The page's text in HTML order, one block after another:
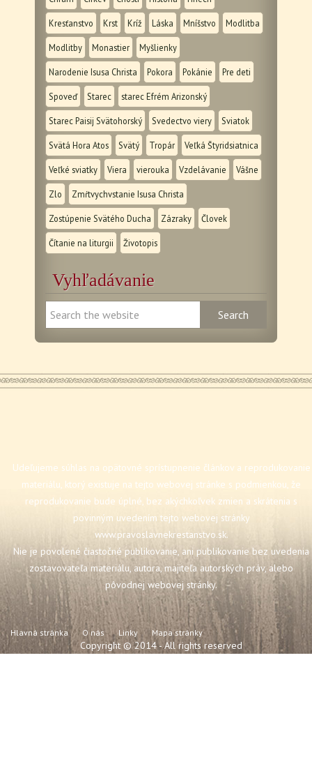
Kresťanstvo Krst Kríž Láska Mníšstvo Modlitba
Modlitby Monastier Myšlienky
Narodenie Isusa Christa Pokora Pokánie Pre deti
Spoveď Starec starec Efrém Arizonský
Starec Paisij Svätohorský Svedectvo viery Sviatok
Svätá Hora Atos Svätý Tropár Veľká Štyridsiatnica
Veľké sviatky Viera vierouka Vzdelávanie Vášne
Zlo Zmŕtvychvstanie Isusa Christa
Zostúpenie Svätého Ducha Zázraky Človek
Čítanie na liturgii Životopis
Vyhľadávanie
Udeľujeme súhlas na opätovné sprístupnenie článkov a reprodukovanie
materiálu, ktorý existuje na tejto webovej stránke s podmienkou, že
reprodukovanie bude úplné, bez akýchkoľvek zmien a skrátenia s
povinným uvedením tejto webovej stránky
www.pravoslavnekrestanstvo.sk.
Nie je povolené čiastočné publikovanie, ani publikovanie bez uvedenia
zostavovateľa materiálu, autora, majiteľa autorských práv, alebo
pôvodnej webovej stránky.
Hlavná stránka O nás Linky Mapa stránky
Copyright © 2014 - All rights reserved